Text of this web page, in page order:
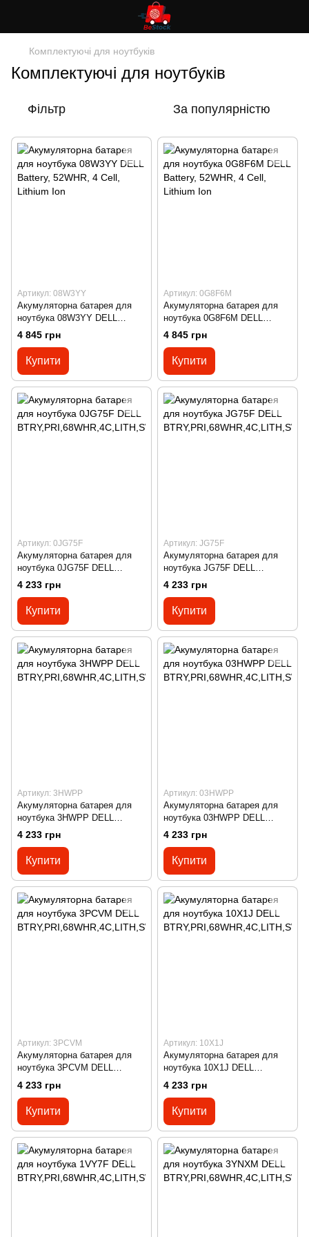
Комплектуючі для ноутбуків
Комплектуючі для ноутбуків
Фільтр За популярністю
Артикул: 08W3YY
Акумуляторна батарея для
ноутбука 08W3YY DELL
Battery, 52WHR, 4 Cell, Lithium
4 845 грн
Купити
Артикул: 0G8F6M
Акумуляторна батарея для
ноутбука 0G8F6M DELL
Battery, 52WHR, 4 Cell, Lithium
4 845 грн
Купити
Артикул: 0JG75F
Акумуляторна батарея для
ноутбука 0JG75F DELL
BTRY,PRI,68WHR,4C,LITH,SW
4 233 грн
Купити
Артикул: JG75F
Акумуляторна батарея для
ноутбука JG75F DELL
BTRY,PRI,68WHR,4C,LITH,SW
4 233 грн
Купити
Артикул: 3HWPP
Акумуляторна батарея для
ноутбука 3HWPP DELL
BTRY,PRI,68WHR,4C,LITH,SW
4 233 грн
Купити
Артикул: 03HWPP
Акумуляторна батарея для
ноутбука 03HWPP DELL
BTRY,PRI,68WHR,4C,LITH,SW
4 233 грн
Купити
Артикул: 3PCVM
Акумуляторна батарея для
ноутбука 3PCVM DELL
BTRY,PRI,68WHR,4C,LITH,SW
4 233 грн
Купити
Артикул: 10X1J
Акумуляторна батарея для
ноутбука 10X1J DELL
BTRY,PRI,68WHR,4C,LITH,SW
4 233 грн
Купити